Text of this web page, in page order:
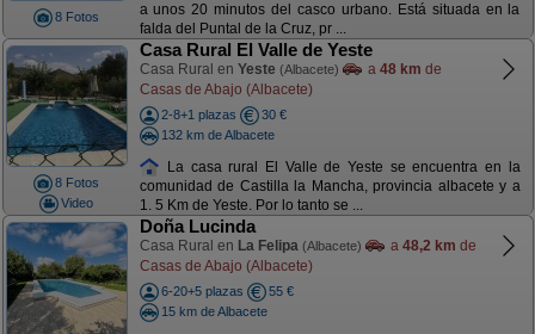
8 Fotos
a unos 20 minutos del casco urbano. Está situada en la
falda del Puntal de la Cruz, pr ...
8 Fotos
Video
Casa Rural El Valle de Yeste
Casa Rural en Yeste (Albacete) a 48 km de
Casas de Abajo (Albacete)
2-8+1 plazas
30 €
132 km de Albacete
La casa rural El Valle de Yeste se encuentra en la
comunidad de Castilla la Mancha, provincia albacete y a
1. 5 Km de Yeste. Por lo tanto se ...
Doña Lucinda
Casa Rural en La Felipa (Albacete) a 48,2 km de
Casas de Abajo (Albacete)
6-20+5 plazas
55 €
15 km de Albacete